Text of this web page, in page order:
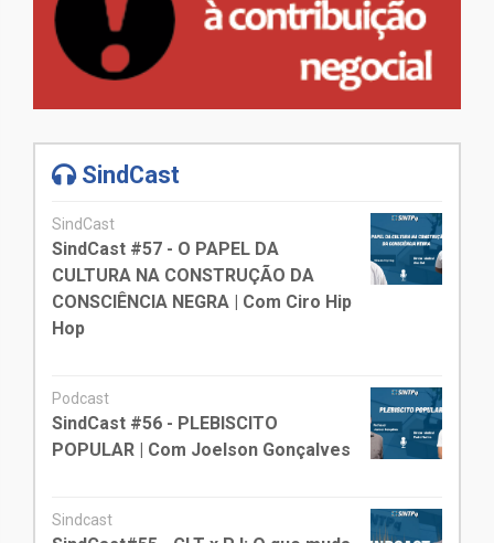
SindCast
SindCast
SindCast #57 - O PAPEL DA
CULTURA NA CONSTRUÇÃO DA
CONSCIÊNCIA NEGRA | Com Ciro Hip
Hop
Podcast
SindCast #56 - PLEBISCITO
POPULAR | Com Joelson Gonçalves
Sindcast